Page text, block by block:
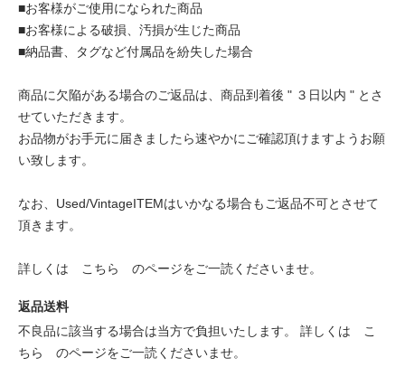
■お客様がご使用になられた商品
■お客様による破損、汚損が生じた商品
■納品書、タグなど付属品を紛失した場合
商品に欠陥がある場合のご返品は、商品到着後 " ３日以内 " とさ
せていただきます。
お品物がお手元に届きましたら速やかにご確認頂けますようお願
い致します。
なお、Used/VintageITEMはいかなる場合もご返品不可とさせて
頂きます。
詳しくは こちら のページをご一読くださいませ。
返品送料
不良品に該当する場合は当方で負担いたします。 詳しくは
こ
ちら
のページをご一読くださいませ。